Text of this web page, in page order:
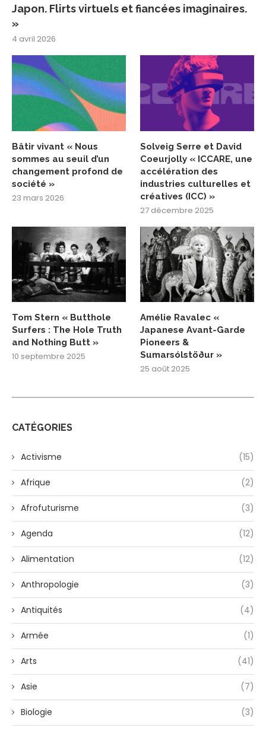
Japon. Flirts virtuels et fiancées imaginaires.
»
4 avril 2026
Bâtir vivant « Nous
sommes au seuil d’un
changement profond de
société »
23 mars 2026
Solveig Serre et David
Coeurjolly « ICCARE, une
accélération des
industries culturelles et
créatives (ICC) »
27 décembre 2025
Tom Stern « Butthole
Surfers : The Hole Truth
and Nothing Butt »
10 septembre 2025
Amélie Ravalec «
Japanese Avant-Garde
Pioneers &
Sumarsólstöður »
25 août 2025
CATÉGORIES
Activisme (15)
Afrique (2)
Afrofuturisme (3)
Agenda (12)
Alimentation (12)
Anthropologie (3)
Antiquités (4)
Armée (1)
Arts (41)
Asie (7)
Biologie (3)